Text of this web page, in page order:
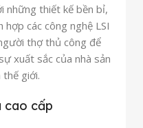
những thiết kế bền bỉ,
hợp các công nghệ LSI
thợ thủ công để
xuất sắc của nhà sản
giới.
cao cấp